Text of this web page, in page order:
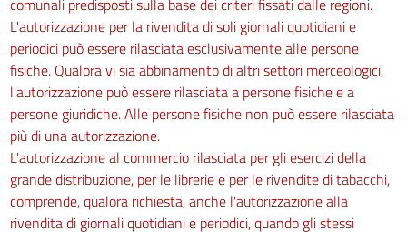
comunali predisposti sulla base dei criteri fissati dalle regioni.
L'autorizzazione per la rivendita di soli giornali quotidiani e
periodici può essere rilasciata esclusivamente alle persone
fisiche. Qualora vi sia abbinamento di altri settori merceologici,
l'autorizzazione può essere rilasciata a persone fisiche e a
persone giuridiche. Alle persone fisiche non può essere rilasciata
più di una autorizzazione.
L'autorizzazione al commercio rilasciata per gli esercizi della
grande distribuzione, per le librerie e per le rivendite di tabacchi,
comprende, qualora richiesta, anche l'autorizzazione alla
rivendita di giornali quotidiani e periodici, quando gli stessi